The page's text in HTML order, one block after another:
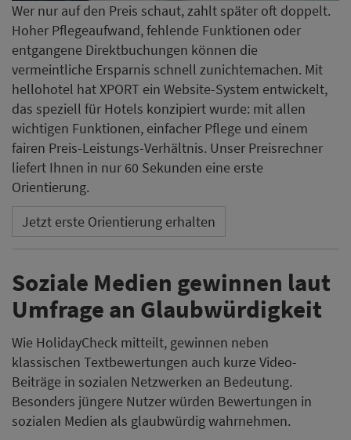
Wer nur auf den Preis schaut, zahlt später oft doppelt.
Hoher Pflegeaufwand, fehlende Funktionen oder
entgangene Direktbuchungen können die
vermeintliche Ersparnis schnell zunichtemachen. Mit
hellohotel hat XPORT ein Website-System entwickelt,
das speziell für Hotels konzipiert wurde: mit allen
wichtigen Funktionen, einfacher Pflege und einem
fairen Preis-Leistungs-Verhältnis. Unser Preisrechner
liefert Ihnen in nur 60 Sekunden eine erste
Orientierung.
Jetzt erste Orientierung erhalten
Soziale Medien gewinnen laut
Umfrage an Glaubwürdigkeit
Wie HolidayCheck mitteilt, gewinnen neben
klassischen Textbewertungen auch kurze Video-
Beiträge in sozialen Netzwerken an Bedeutung.
Besonders jüngere Nutzer würden Bewertungen in
sozialen Medien als glaubwürdig wahrnehmen.